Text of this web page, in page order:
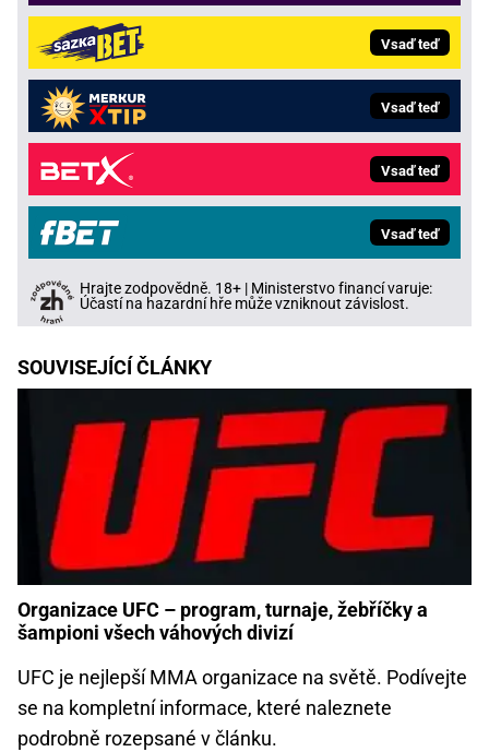
Vsaď teď
Vsaď teď
Vsaď teď
Vsaď teď
Hrajte zodpovědně. 18+ | Ministerstvo financí varuje:
Účastí na hazardní hře může vzniknout závislost.
SOUVISEJÍCÍ ČLÁNKY
Organizace UFC – program, turnaje, žebříčky a
šampioni všech váhových divizí
UFC je nejlepší MMA organizace na světě. Podívejte
se na kompletní informace, které naleznete
podrobně rozepsané v článku.